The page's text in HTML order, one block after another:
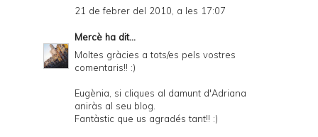
21 de febrer del 2010, a les 17:07
Mercè ha dit...
Moltes gràcies a tots/es pels vostres
comentaris!! :)
Eugènia, si cliques al damunt d'Adriana
aniràs al seu blog.
Fantàstic que us agradés tant!! :)